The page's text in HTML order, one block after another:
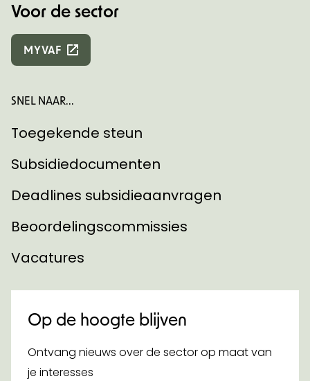
Voor de sector
MYVAF
SNEL NAAR...
Toegekende steun
Subsidiedocumenten
Deadlines subsidieaanvragen
Beoordelingscommissies
Vacatures
Op de hoogte blijven
Ontvang nieuws over de sector op maat van
je interesses